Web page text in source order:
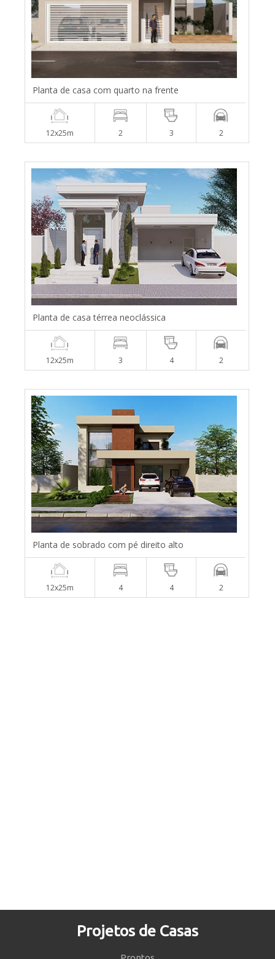
Planta de casa com quarto na frente
12x25m 2 3 2
Planta de casa térrea neoclássica
12x25m 3 4 2
Planta de sobrado com pé direito alto
12x25m 4 4 2
Projetos de Casas